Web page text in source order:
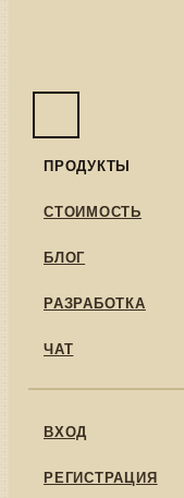
ПРОДУКТЫ
СТОИМОСТЬ
БЛОГ
РАЗРАБОТКА
ЧАТ
ВХОД
РЕГИСТРАЦИЯ